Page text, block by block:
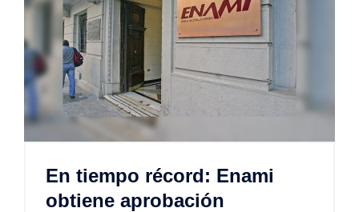
En tiempo récord: Enami
obtiene aprobación